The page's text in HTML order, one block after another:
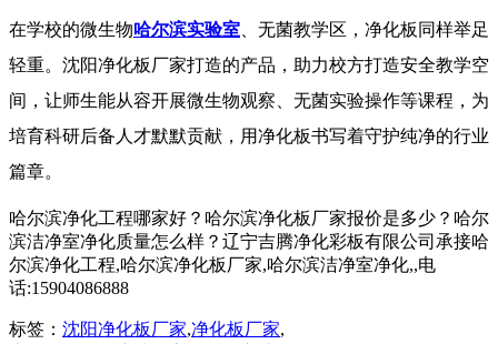
在学校的微生物哈尔滨实验室 、无菌教学区，净化板同样举足
轻重。沈阳净化板厂家打造的产品，助力校方打造安全教学空
间，让师生能从容开展微生物观察、无菌实验操作等课程，为
培育科研后备人才默默贡献，用净化板书写着守护纯净的行业
篇章。
哈尔滨净化工程哪家好？哈尔滨净化板厂家报价是多少？哈尔
滨洁净室净化质量怎么样？辽宁吉腾净化彩板有限公司承接哈
尔滨净化工程,哈尔滨净化板厂家,哈尔滨洁净室净化,,电
话:15904086888
标签： 沈阳净化板厂家,净化板厂家,